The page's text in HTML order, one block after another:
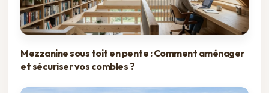
Mezzanine sous toit en pente : Comment aménager
et sécuriser vos combles ?